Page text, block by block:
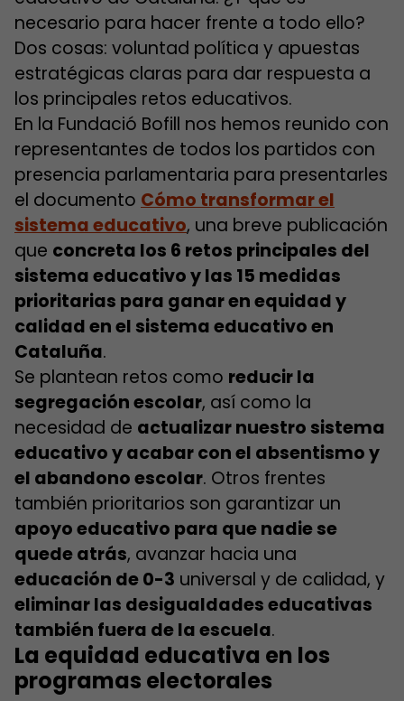
necesario para hacer frente a todo ello?
Dos cosas: voluntad política y apuestas
estratégicas claras para dar respuesta a
los principales retos educativos.
En la Fundació Bofill nos hemos reunido con
representantes de todos los partidos con
presencia parlamentaria para presentarles
el documento Cómo transformar el
sistema educativo, una breve publicación
que concreta los 6 retos principales del
sistema educativo y las 15 medidas
prioritarias para ganar en equidad y
calidad en el sistema educativo en
Cataluña.
Se plantean retos como reducir la
segregación escolar, así como la
necesidad de actualizar nuestro sistema
educativo y acabar con el absentismo y
el abandono escolar. Otros frentes
también prioritarios son garantizar un
apoyo educativo para que nadie se
quede atrás, avanzar hacia una
educación de 0-3 universal y de calidad, y
eliminar las desigualdades educativas
también fuera de la escuela.
La equidad educativa en los
programas electorales